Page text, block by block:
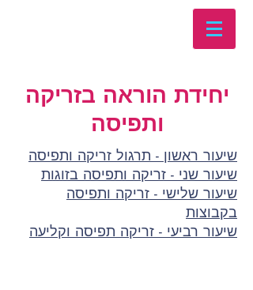
יחידת הוראה בזריקה
ותפיסה
שיעור ראשון - תרגול זריקה ותפיסה
שיעור שני - זריקה ותפיסה בזוגות
שיעור שלישי - זריקה ותפיסה
בקבוצות
שיעור רביעי - זריקה תפיסה וקליעה